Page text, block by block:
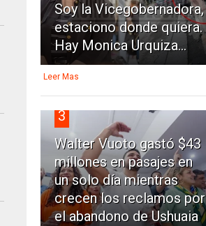
Soy la Vicegobernadora,
estaciono donde quiera.
Hay Monica Urquiza...
Leer Mas
3
Walter Vuoto gastó $43
millones en pasajes en
un solo día mientras
crecen los reclamos por
el abandono de Ushuaia